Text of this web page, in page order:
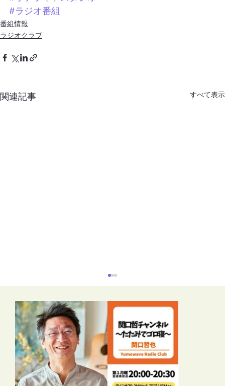
#ラジオ番組
番組情報
ラジオクラブ
関連記事 すべて表示